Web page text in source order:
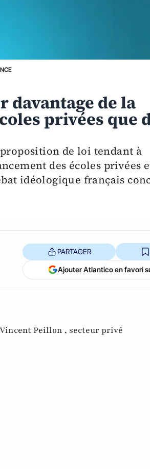
davantage de la
privées que
de loi tendant à
des écoles privées
idéologique français
PARTAGER
Ajouter Atlantico en favori
Vincent Peillon , secteur privé